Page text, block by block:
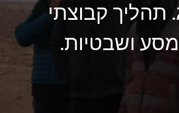
קבוצת גברים עם גילי שלג. תהליך קבוצתי
ואישי להיזכרות ולחיבור. מסע ושבטיות.